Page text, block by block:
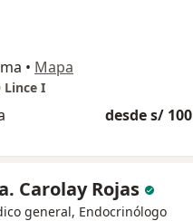
• Mapa
Lince I
desde s/ 100
Carolay Rojas
general, Endocrinólogo